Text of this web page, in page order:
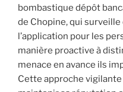
bombastique dépôt
de Chopine, qui
l’application pour les
manière proactive à
menace en avance ils
Cette approche vigilante